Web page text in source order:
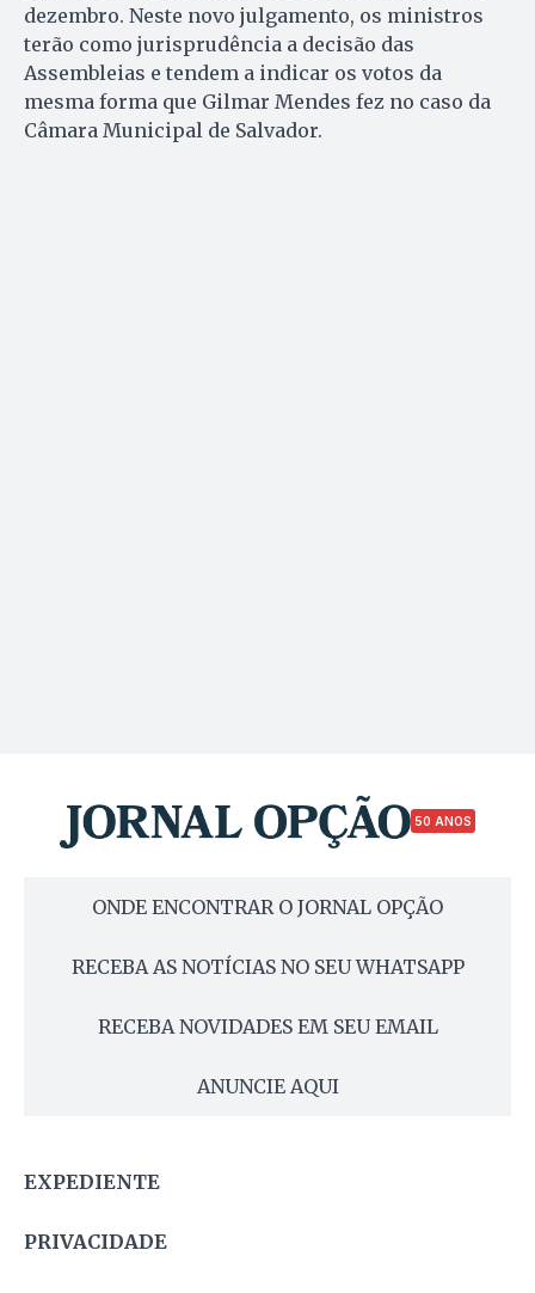
dezembro. Neste novo julgamento, os ministros
terão como jurisprudência a decisão das
Assembleias e tendem a indicar os votos da
mesma forma que Gilmar Mendes fez no caso da
Câmara Municipal de Salvador.
50 ANOS
ONDE ENCONTRAR O JORNAL OPÇÃO
RECEBA AS NOTÍCIAS NO SEU WHATSAPP
RECEBA NOVIDADES EM SEU EMAIL
ANUNCIE AQUI
EXPEDIENTE
PRIVACIDADE